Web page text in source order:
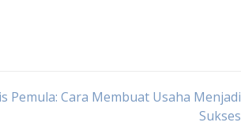
Pemula: Cara Membuat Usaha Menjadi
Sukses